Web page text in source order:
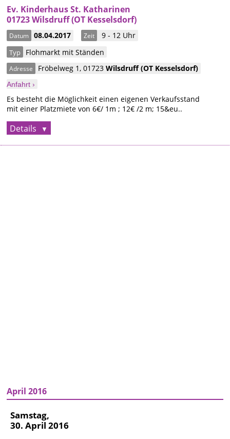
Ev. Kinderhaus St. Katharinen
01723 Wilsdruff (OT Kesselsdorf)
Datum 08.04.2017 Zeit 9 - 12 Uhr
Typ Flohmarkt mit Ständen
Adresse Fröbelweg 1,01723Wilsdruff(OT Kesselsdorf)
Anfahrt ›
Es besteht die Möglichkeit einen eigenen Verkaufsstand
mit einer Platzmiete von 6€/ 1m ; 12€ /2 m; 15&eu..
Details
April 2016
Samstag,
30. April 2016